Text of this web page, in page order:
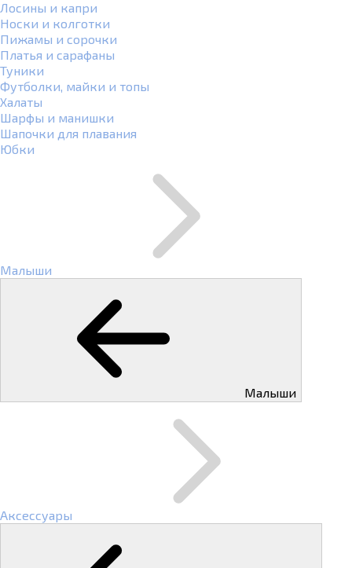
Лосины и капри
Носки и колготки
Пижамы и сорочки
Платья и сарафаны
Туники
Футболки, майки и топы
Халаты
Шарфы и манишки
Шапочки для плавания
Юбки
Малыши
Малыши
Аксессуары